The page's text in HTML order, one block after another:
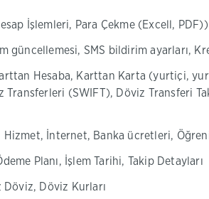
İşlemleri, Para Çekme (Excell, PDF))
güncellemesi, SMS bildirim ayarları,
Hesaba, Karttan Karta (yurtiçi,
(SWIFT), Döviz Transferi
Hizmet, İnternet, Banka ücretleri,
Planı, İşlem Tarihi, Takip Detayları
Döviz, Döviz Kurları